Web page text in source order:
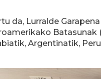
da, Lurralde
Batasunak
Argentinatik,